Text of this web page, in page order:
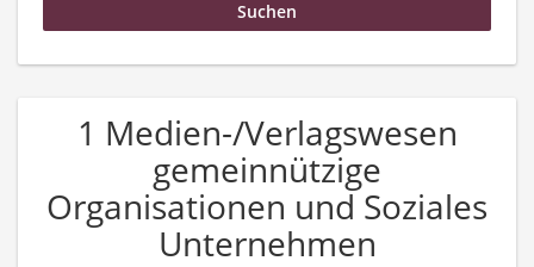
1 Medien-/Verlagswesen
gemeinnützige
Organisationen und Soziales
Unternehmen